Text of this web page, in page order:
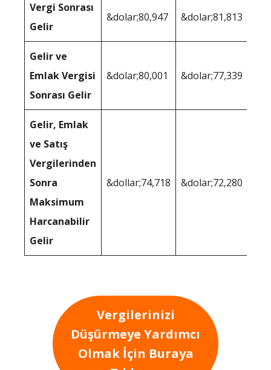
Vergi Sonrası
Gelir
&dolar;80,947 &dolar;81,813
Gelir ve
Emlak Vergisi
Sonrası Gelir
&dolar;80,001 &dolar;77,339
Gelir, Emlak
ve Satış
Vergilerinden
Sonra
Maksimum
Harcanabilir
Gelir
&dollar;74,718 &dolar;72,280
Vergilerinizi
Düşürmeye Yardımcı
Olmak İçin Buraya